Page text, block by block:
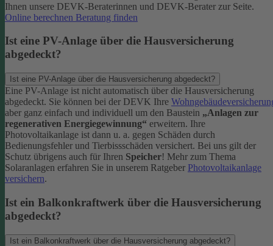
Ihnen unsere DEVK-Beraterinnen und DEVK-Berater zur Seite.
Online berechnen Beratung finden
Ist eine PV-Anlage über die Hausversicherung
abgedeckt?
Ist eine PV-Anlage über die Hausversicherung abgedeckt?
Eine PV-Anlage ist nicht automatisch über die Hausversicherung
abgedeckt. Sie können bei der DEVK Ihre
aber ganz einfach und individuell um den Baustein „Anlagen zur
regenerativen Energiegewinnung“ erweitern. Ihre
Photovoltaikanlage ist dann u. a. gegen Schäden durch
Bedienungsfehler und Tierbissschäden versichert. Bei uns gilt der
Schutz übrigens auch für Ihren Speicher! Mehr zum Thema
Solaranlagen erfahren Sie in unserem Ratgeber Photovoltaikanlage
versichern.
Ist ein Balkonkraftwerk über die Hausversicherung
abgedeckt?
Ist ein Balkonkraftwerk über die Hausversicherung abgedeckt?